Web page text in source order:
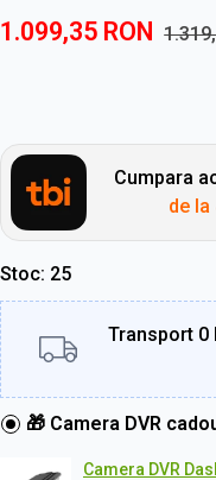
1.099,35 RON
Cumpara
de la
Stoc 25
Transport 0
🎁 Camera DVR
Camera DVR